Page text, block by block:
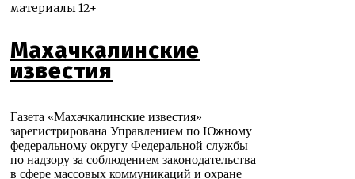
материалы 12+
Махачкалинские
известия
Газета «Махачкалинские известия»
зарегистрирована Управлением по Южному
федеральному округу Федеральной службы
по надзору за соблюдением законодательства
в сфере массовых коммуникаций и охране